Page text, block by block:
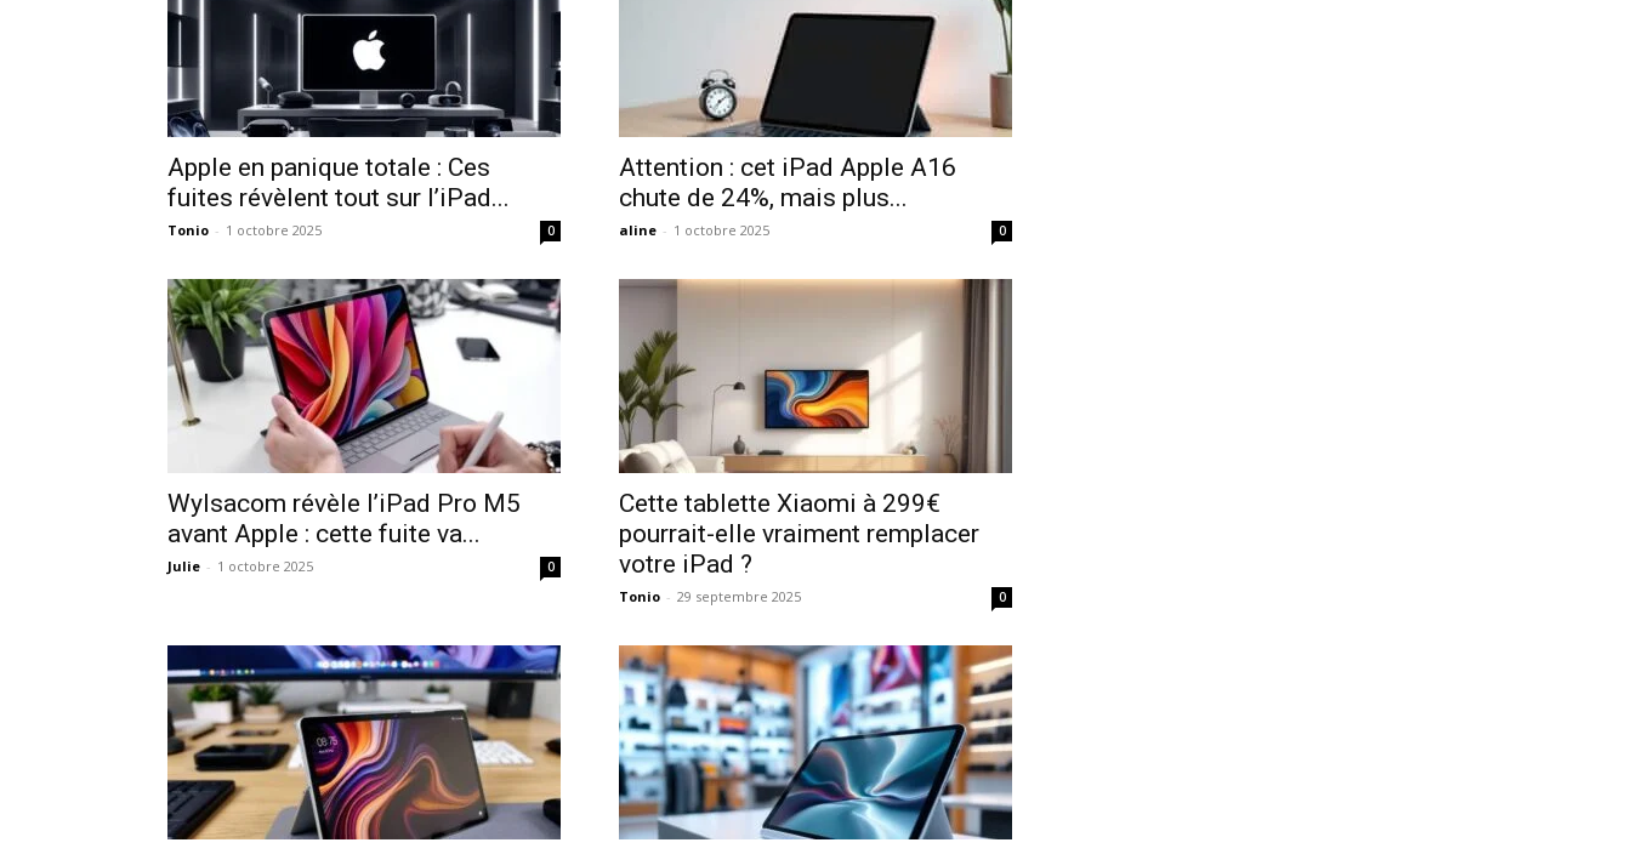
Apple en panique totale : Ces
fuites révèlent tout sur l’iPad...
Tonio - 1 octobre 2025 0
Attention : cet iPad Apple A16
chute de 24%, mais plus...
aline - 1 octobre 2025 0
Wylsacom révèle l’iPad Pro M5
avant Apple : cette fuite va...
Julie - 1 octobre 2025 0
Cette tablette Xiaomi à 299€
pourrait-elle vraiment remplacer
votre iPad ?
Tonio - 29 septembre 2025 0